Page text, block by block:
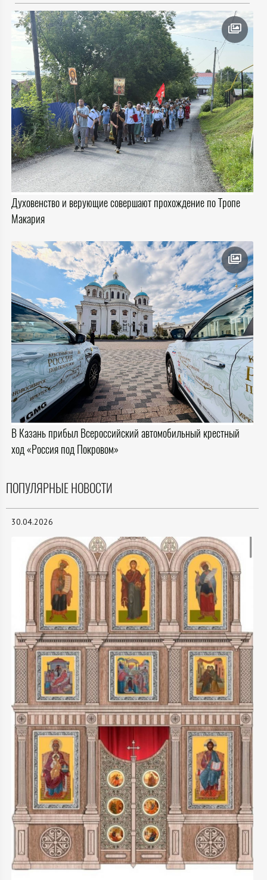
Духовенство и верующие совершают прохождение по Тропе
Макария
В Казань прибыл Всероссийский автомобильный крестный
ход «Россия под Покровом»
ПОПУЛЯРНЫЕ НОВОСТИ
30.04.2026